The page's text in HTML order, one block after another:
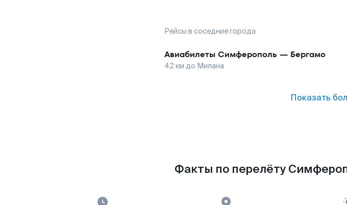
Рейсы в соседние города
Авиабилеты Симферополь — Бергамо
42 км до Милана
Показать
Факты по перелёту